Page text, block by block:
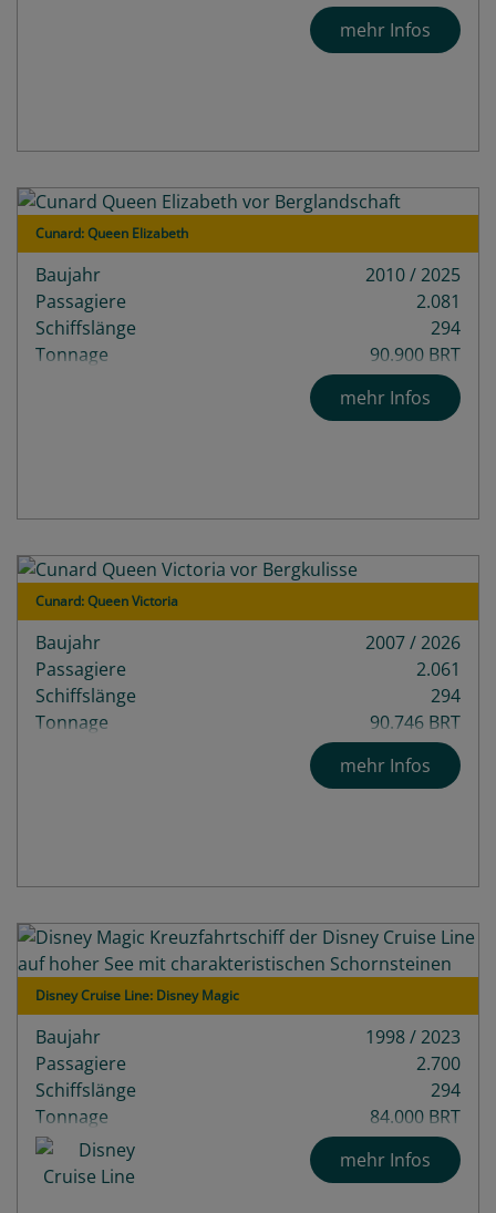
mehr Infos
Cunard: Queen Elizabeth
Baujahr
2010 / 2025
Passagiere
2.081
Schiffslänge
294
Tonnage
90.900 BRT
mehr Infos
Cunard: Queen Victoria
Baujahr
2007 / 2026
Passagiere
2.061
Schiffslänge
294
Tonnage
90.746 BRT
12
mehr Infos
Disney Cruise Line: Disney Magic
Baujahr
1998 / 2023
Passagiere
2.700
Schiffslänge
294
Tonnage
84.000 BRT
Decks
11
mehr Infos